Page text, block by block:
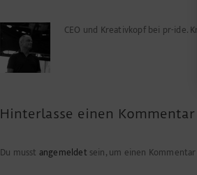
CEO und Kreativkopf bei pr-ide.
Hinterlasse einen Kommentar
Du musst angemeldet sein, um einen